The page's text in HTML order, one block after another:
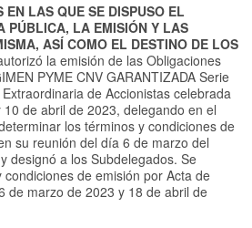
EN LAS QUE SE DISPUSO EL
PÚBLICA, LA EMISIÓN Y LAS
ASÍ COMO EL DESTINO DE LOS
la emisión de las Obligaciones
PYME CNV GARANTIZADA Serie
de Accionistas celebrada
de abril de 2023, delegando en el
los términos y condiciones de
su reunión del día 6 de marzo del
designó a los Subdelegados. Se
de emisión por Acta de
de marzo de 2023 y 18 de abril de